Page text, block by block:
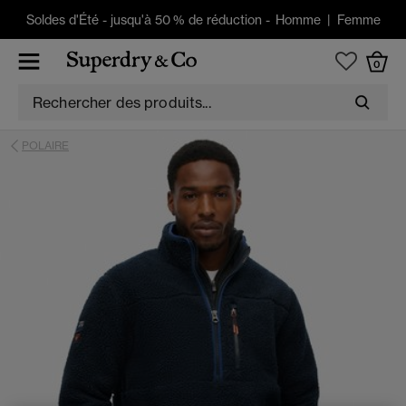
Soldes d'Été -jusqu'à 50 % de réduction - Homme| Femme
0
POLAIRE